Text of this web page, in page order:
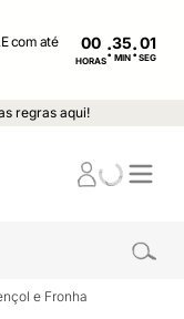
com até
00
HORAS: MIN : SEG
regras aqui!
e Fronha